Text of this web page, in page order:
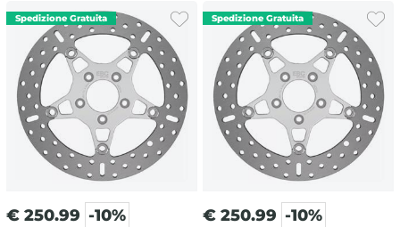
€ 250.99 -10% € 250.99 -10%